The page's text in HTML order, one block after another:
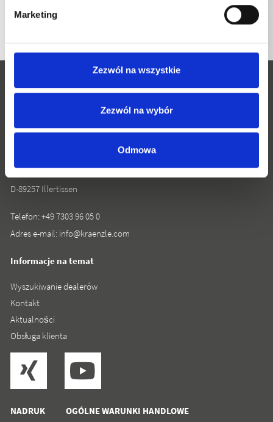
Marketing
Zezwól na wszystkie
Zezwól na wybór
Odmowa
NADRUK OGÓLNE WARUNKI HANDLOWE
Josef Kränzle GmbH & Co. KG
Rudolf-Diesel-Straße 20
D-89257 Illertissen
Telefon:+49 7303 96 05 0
Adres e-mail: info@kraenzle.com
Informacje na temat
Wyszukiwanie dealerów
Kontakt
Aktualności
Obsługa klienta